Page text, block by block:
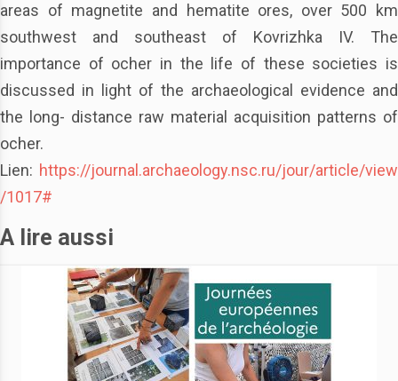
areas of magnetite and hematite ores, over 500 km
southwest and southeast of Kovrizhka IV. The
importance of ocher in the life of these societies is
discussed in light of the archaeological evidence and
the long- distance raw material acquisition patterns of
ocher.
Lien: https://journal.archaeology.nsc.ru/jour/article/view
/1017#
A lire aussi